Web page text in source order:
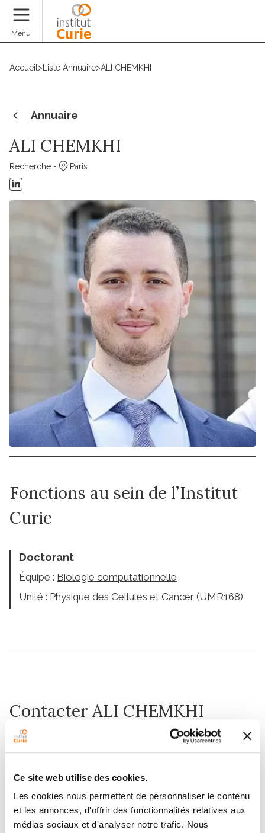
Ce site web utilise des cookies.
Les cookies nous permettent de personnaliser le contenu
et les annonces, d'offrir des fonctionnalités relatives aux
médias sociaux et d'analyser notre trafic. Nous
Menu
Accueil > Liste Annuaire>ALI CHEMKHI
Annuaire
ALI CHEMKHI
Recherche - Paris
Fonctions au sein de l’Institut
Curie
Doctorant
Équipe : Biologie computationnelle
Unité : Physique des Cellules et Cancer (UMR168)
Contacter ALI CHEMKHI
Contactez-moi par téléphone ou en renseignant le
formulaire ci-dessous
Message
Nom *